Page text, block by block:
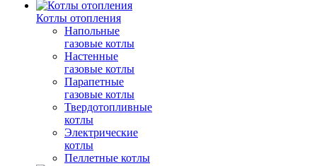
Котлы отопления
Напольные
газовые котлы
Настенные
газовые котлы
Парапетные
газовые котлы
Твердотопливные
котлы
Электрические
котлы
Пеллетные котлы